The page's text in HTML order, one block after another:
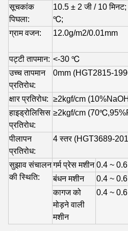
सूचकांक
पिघला:
10.5 ± 2 जी / 10
℃;
ग्राम वजन: 12.0g/m2/0.01mm
पट्टी तापमान: <-30 ℃
उच्च तापमान
प्रतिरोध:
0mm (HGT2815-
क्षार प्रतिरोध: ≥2kgf/cm
हाइड्रोलिसिस
प्रतिरोध:
≥2kgf/cm
पीलापन
प्रतिरोध:
4 स्तर (HGT3689-
सुझाव संचालन
की स्थिति:
गर्म प्रेस मशीन 0.4 ~
बंधन मशीन
0.4 ~
कागज को
मोड़ने वाली
मशीन
0.4 ~